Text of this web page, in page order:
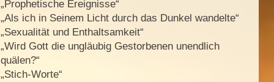
„Prophetische Ereignisse“
„Als ich in Seinem Licht durch das Dunkel wandelte“
„Sexualität und Enthaltsamkeit“
„Wird Gott die ungläubig Gestorbenen unendlich
quälen?“
„Stich-Worte“